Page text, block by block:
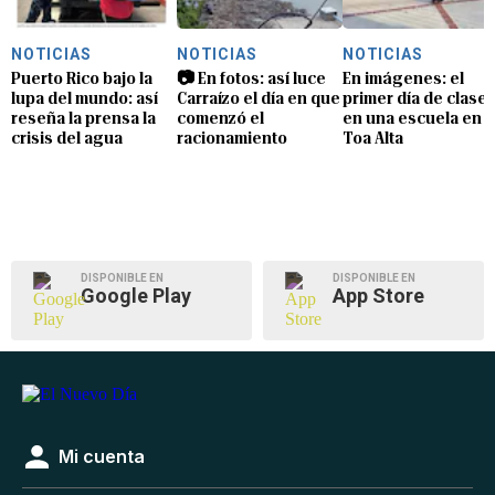
NOTICIAS
Puerto Rico bajo la
lupa del mundo: así
reseña la prensa la
crisis del agua
NOTICIAS
📷 En fotos: así luce
Carraízo el día en que
comenzó el
racionamiento
NOTICIAS
En imágenes: el
primer día de clases
en una escuela en
Toa Alta
DISPONIBLE EN
Google Play
DISPONIBLE EN
App Store
Mi cuenta